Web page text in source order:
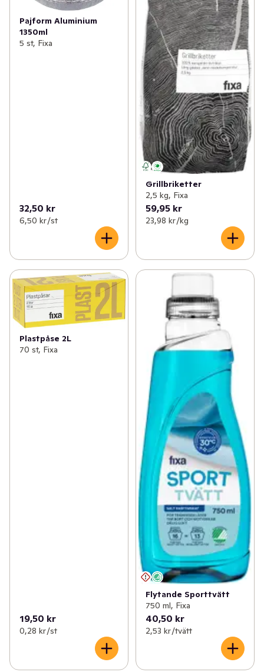
Pajform Aluminium
1350ml
5 st, Fixa
32,50 kr
6,50 kr /st
Grillbriketter
2,5 kg, Fixa
59,95 kr
23,98 kr /kg
Plastpåse 2L
70 st, Fixa
19,50 kr
0,28 kr /st
Flytande Sporttvätt
750 ml, Fixa
40,50 kr
2,53 kr /tvätt